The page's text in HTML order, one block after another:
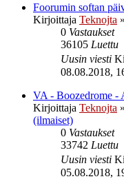
Foorumin softan
Kirjoittaja Teknojta »
0 Vastaukset
36105 Luettu
Uusin viesti
08.08.2018,
VA - Boozedrome -
Kirjoittaja Teknojta »
(ilmaiset)
0 Vastaukset
33742 Luettu
Uusin viesti
05.08.2018,